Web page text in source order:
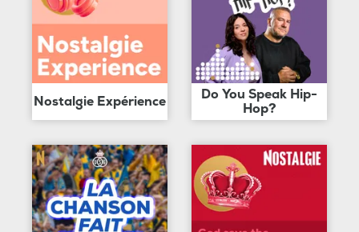
Nostalgie Expérience
Do You Speak Hip-
Hop?